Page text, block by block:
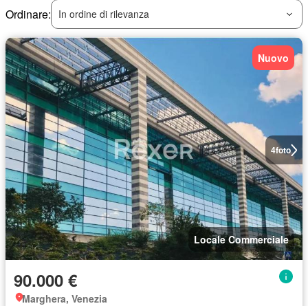
Ordinare:
In ordine di rilevanza
4foto
Nuovo
Locale Commerciale
90.000 €
Marghera, Venezia